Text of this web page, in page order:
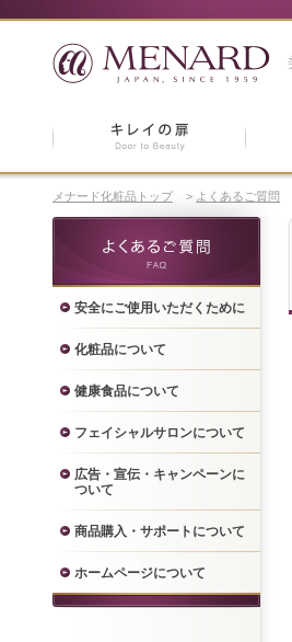
メナード化粧品トップ > よくあるご質問
安全にご使用いただくために
化粧品について
健康食品について
フェイシャルサロンについて
広告・宣伝・キャンペーンに
ついて
商品購入・サポートについて
ホームページについて